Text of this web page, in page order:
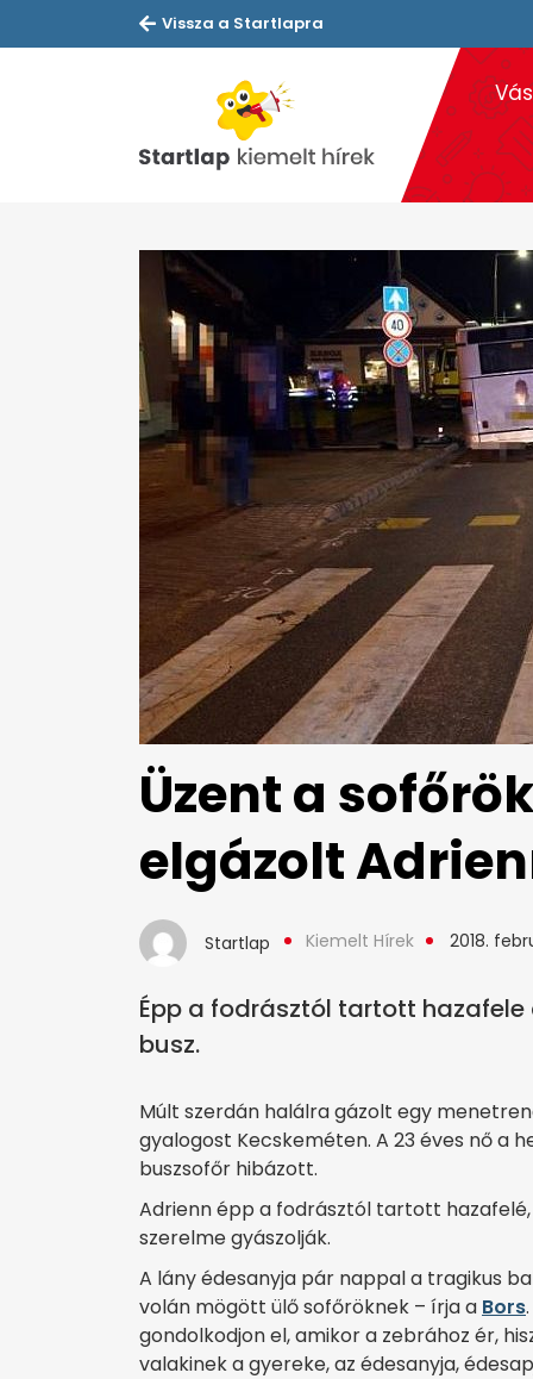
Vissza a Startlapra
Üzent a
elgázolt
Startlap Kiemelt Hírek 2018.
Épp a fodrásztól tartott
busz.
Múlt szerdán halálra gázolt egy
gyalogost Kecskeméten. A 23 éves nő a
buszsofőr hibázott.
Adrienn épp a fodrásztól tartott
szerelme gyászolják.
A lány édesanyja pár nappal a tragikus
volán mögött ülő sofőröknek – írja a Bors
gondolkodjon el, amikor a zebrához ér,
valakinek a gyereke, az édesanyja,